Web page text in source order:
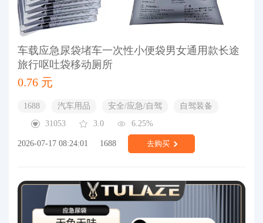
车载应急尿袋堵车一次性小便袋男女通用款长途
旅行呕吐袋移动厕所
0.76 元
1688 汽车用品 安全/应急/自驾
自驾装备
31053
3.0 6.25%
2026-07-17 08:24:01 1688 去购买